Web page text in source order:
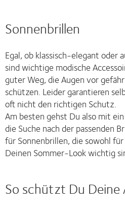
Sonnenbrillen
Egal, ob klassisch-elegant oder
sind wichtige modische
guter Weg, die Augen vor
schützen. Leider garantieren
oft nicht den richtigen Schutz.
Am besten gehst Du also mit
die Suche nach der passenden
für Sonnenbrillen, die sowohl
Deinen Sommer-Look wichtig
So schützt Du Deine